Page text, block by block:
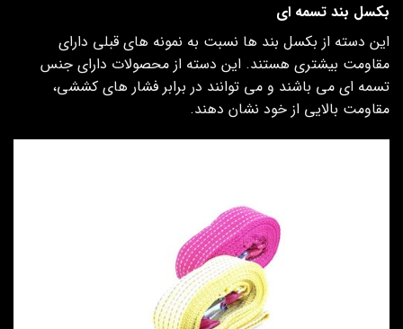
بکسل بند تسمه ای
این دسته از بکسل بند ها نسبت به نمونه های قبلی دارای
مقاومت بیشتری هستند. این دسته از محصولات دارای جنس
تسمه ای می باشند و می توانند در برابر فشار های کششی،
مقاومت بالایی از خود نشان دهند.